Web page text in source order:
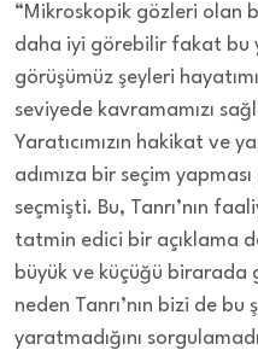
“Mikroskopik gözleri olan
daha iyi görebilir fakat bu
görüşümüz şeyleri
seviyede kavramamızı
Yaratıcımızın hakikat ve
adımıza bir seçim
seçmişti. Bu, Tanrı’nın
tatmin edici bir açıklama
büyük ve küçüğü birarada
neden Tanrı’nın bizi de
yaratmadığını